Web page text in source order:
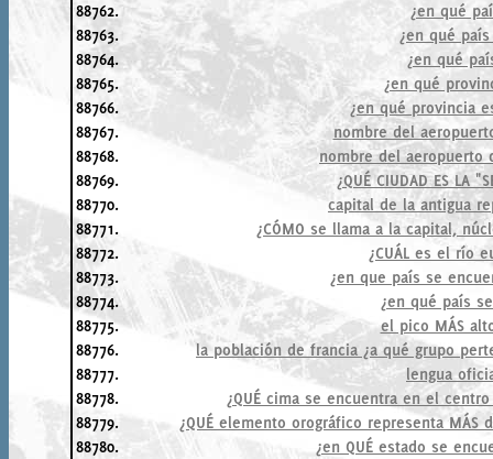
88762.
¿en qué
88763.
¿en qué
88764.
¿en qué
88765.
¿en qué
88766.
¿en qué provincia
88767.
nombre del
88768.
nombre del aeropuerto
88769.
¿QUÉ CIUDAD ES LA
88770.
capital de la antigua
88771.
¿CÓMO se llama a la capital,
88772.
¿CUÁL es el río
88773.
¿en que país se
88774.
¿en qué país
88775.
el pico MÁS
88776.
la población de francia ¿a qué grupo
88777.
lengua
88778.
¿QUÉ cima se encuentra en el
88779.
¿QUÉ elemento orográfico representa
88780.
¿en QUÉ estado se